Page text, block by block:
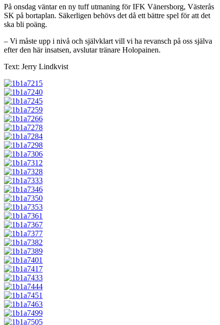
På onsdag väntar en ny tuff utmaning för IFK Vänersborg, Västerås
SK på bortaplan. Säkerligen behövs det då ett bättre spel för att det
ska bli poäng.
– Vi måste upp i nivå och självklart vill vi ha revansch på oss själva
efter den här insatsen, avslutar tränare Holopainen.
Text: Jerry Lindkvist